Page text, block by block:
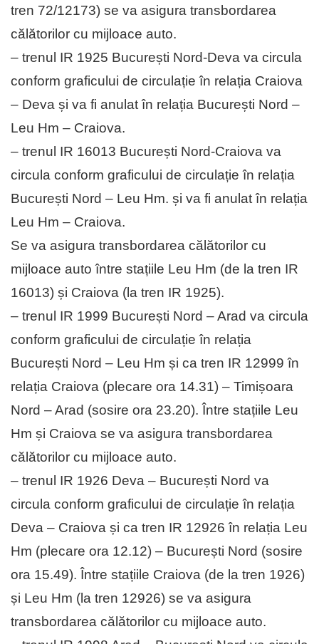
tren 72/12173) se va asigura transbordarea
călătorilor cu mijloace auto.
– trenul IR 1925 București Nord-Deva va circula
conform graficului de circulație în relația Craiova
– Deva și va fi anulat în relația București Nord –
Leu Hm – Craiova.
– trenul IR 16013 București Nord-Craiova va
circula conform graficului de circulație în relația
București Nord – Leu Hm. și va fi anulat în relația
Leu Hm – Craiova.
Se va asigura transbordarea călătorilor cu
mijloace auto între stațiile Leu Hm (de la tren IR
16013) și Craiova (la tren IR 1925).
– trenul IR 1999 București Nord – Arad va circula
conform graficului de circulație în relația
București Nord – Leu Hm și ca tren IR 12999 în
relația Craiova (plecare ora 14.31) – Timișoara
Nord – Arad (sosire ora 23.20). Între stațiile Leu
Hm și Craiova se va asigura transbordarea
călătorilor cu mijloace auto.
– trenul IR 1926 Deva – București Nord va
circula conform graficului de circulație în relația
Deva – Craiova și ca tren IR 12926 în relația Leu
Hm (plecare ora 12.12) – București Nord (sosire
ora 15.49). Între stațiile Craiova (de la tren 1926)
și Leu Hm (la tren 12926) se va asigura
transbordarea călătorilor cu mijloace auto.